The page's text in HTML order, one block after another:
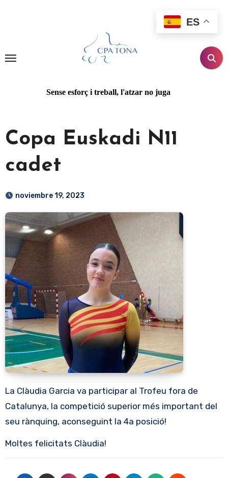
Sense esforç i treball, l'atzar no juga
Copa Euskadi N11
cadet
noviembre 19, 2023
La Clàudia Garcia va participar al Trofeu fora de
Catalunya, la competició superior més important del
seu rànquing, aconseguint la 4a posició!
Moltes felicitats Clàudia!
ES